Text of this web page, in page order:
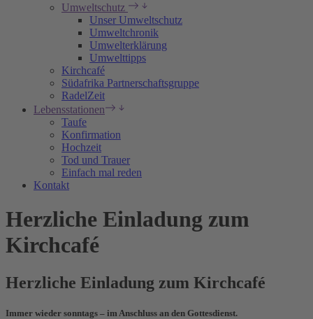
Umweltschutz
Unser Umweltschutz
Umweltchronik
Umwelterklärung
Umwelttipps
Kirchcafé
Südafrika Partnerschaftsgruppe
RadelZeit
Lebensstationen
Taufe
Konfirmation
Hochzeit
Tod und Trauer
Einfach mal reden
Kontakt
Herzliche Einladung zum
Kirchcafé
Herzliche Einladung zum Kirchcafé
Immer wieder sonntags – im Anschluss an den Gottesdienst.